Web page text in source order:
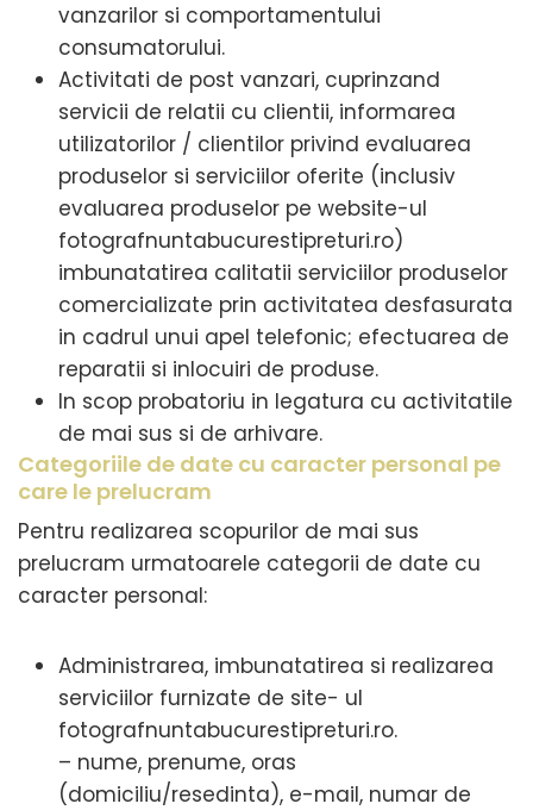
vanzarilor si comportamentului
consumatorului.
Activitati de post vanzari, cuprinzand
servicii de relatii cu clientii, informarea
utilizatorilor / clientilor privind evaluarea
produselor si serviciilor oferite (inclusiv
evaluarea produselor pe website-ul
fotografnuntabucurestipreturi.ro)
imbunatatirea calitatii serviciilor produselor
comercializate prin activitatea desfasurata
in cadrul unui apel telefonic; efectuarea de
reparatii si inlocuiri de produse.
In scop probatoriu in legatura cu activitatile
de mai sus si de arhivare.
Categoriile de date cu caracter personal pe
care le prelucram
Pentru realizarea scopurilor de mai sus
prelucram urmatoarele categorii de date cu
caracter personal:
Administrarea, imbunatatirea si realizarea
serviciilor furnizate de site- ul
fotografnuntabucurestipreturi.ro.
– nume, prenume, oras
(domiciliu/resedinta), e-mail, numar de